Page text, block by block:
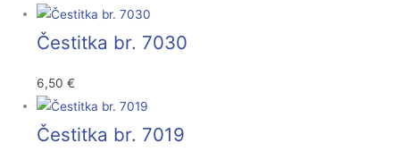
Čestitka br. 7030
6,50€
Čestitka br. 7019